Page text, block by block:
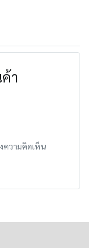
า
ความคิดเห็น